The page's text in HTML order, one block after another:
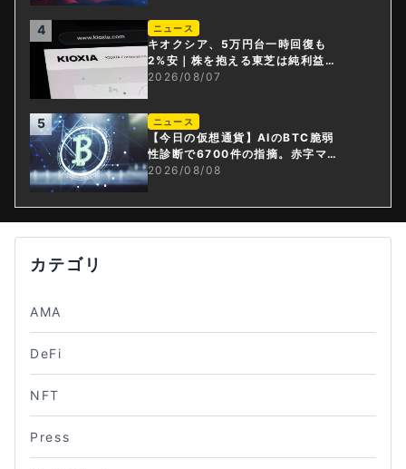
4 ニュース
キオクシア、5万円台一時回復も
2%安｜株を抱える東芝は純利益3
0倍
2026/08/07
5 ニュース
【今日の仮想通貨】AIのBTC脆弱
性診断で6700件の指摘。赤字マイ
ニング企業はAIに賭ける
2026/08/08
カテゴリ
AMA
DeFi
NFT
Press